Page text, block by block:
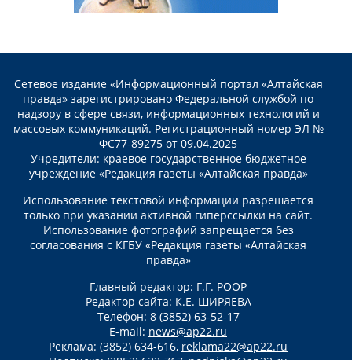
Сетевое издание «Информационный портал «Алтайская
правда» зарегистрировано Федеральной службой по
надзору в сфере связи, информационных технологий и
массовых коммуникаций. Регистрационный номер ЭЛ №
ФС77-89275 от 09.04.2025
Учредители: краевое государственное бюджетное
учреждение «Редакция газеты «Алтайская правда»
Использование текстовой информации разрешается
только при указании активной гиперссылки на сайт.
Использование фотографий запрещается без
согласования с КГБУ «Редакция газеты «Алтайская
правда»
Главный редактор: Г.Г. РООР
Редактор сайта: К.Е. ШИРЯЕВА
Телефон: 8 (3852) 63-52-17
E-mail: news@ap22.ru
Реклама: (3852) 634-616, reklama22@ap22.ru